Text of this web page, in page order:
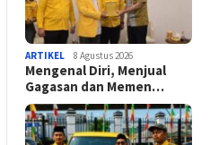
ARTIKEL 8 Agustus 2026
Mengenal Diri, Menjual
Gagasan dan Memen…